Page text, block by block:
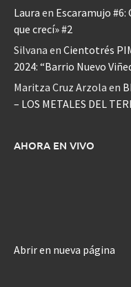
Laura en Escaramujo
que crecí» #2
Silvana en Cientotrés
2024: “Barrio Nuevo
Maritza Cruz Arzola en
– LOS METALES DEL
AHORA EN VIVO
Abrir en nueva página